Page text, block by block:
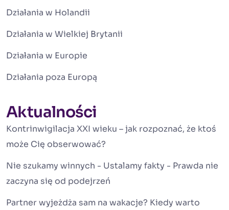
Działania w Holandii
Działania w Wielkiej Brytanii
Działania w Europie
Działania poza Europą
Aktualności
Kontrinwigilacja XXI wieku – jak rozpoznać, że ktoś
może Cię obserwować?
Nie szukamy winnych - Ustalamy fakty - Prawda nie
zaczyna się od podejrzeń
Partner wyjeżdża sam na wakacje? Kiedy warto